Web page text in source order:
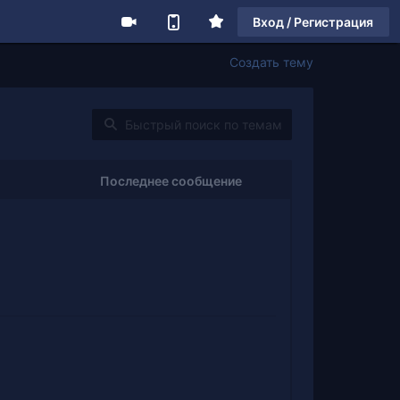
Вход / Регистрация
Создать тему
Последнее сообщение